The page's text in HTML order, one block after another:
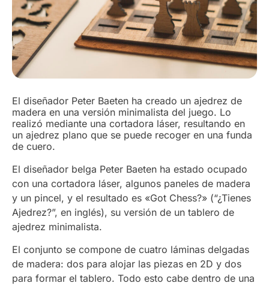
El diseñador Peter Baeten ha creado un ajedrez de
madera en una versión minimalista del juego. Lo
realizó mediante una cortadora láser, resultando en
un ajedrez plano que se puede recoger en una funda
de cuero.
El diseñador belga Peter Baeten ha estado ocupado
con una cortadora láser, algunos paneles de madera
y un pincel, y el resultado es «Got Chess?» (“¿Tienes
Ajedrez?”, en inglés), su versión de un tablero de
ajedrez minimalista.
El conjunto se compone de cuatro láminas delgadas
de madera: dos para alojar las piezas en 2D y dos
para formar el tablero. Todo esto cabe dentro de una